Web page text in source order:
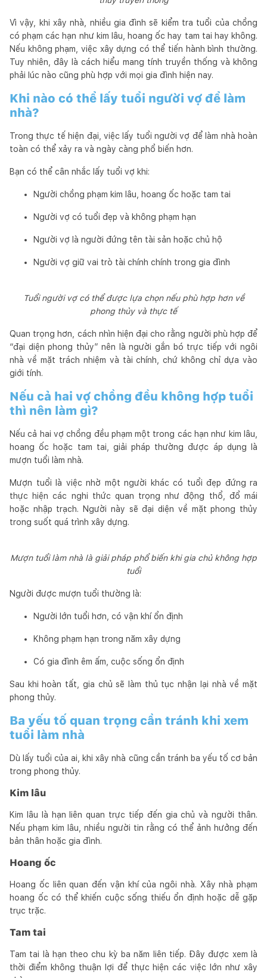
Vì vậy, khi xây nhà, nhiều gia đình sẽ kiểm tra tuổi của chồng
có phạm các hạn như kim lâu, hoang ốc hay tam tai hay không.
Nếu không phạm, việc xây dựng có thể tiến hành bình thường.
Tuy nhiên, đây là cách hiểu mang tính truyền thống và không
phải lúc nào cũng phù hợp với mọi gia đình hiện nay.
Khi nào có thể lấy tuổi người vợ để làm
nhà?
Trong thực tế hiện đại, việc lấy tuổi người vợ để làm nhà hoàn
toàn có thể xảy ra và ngày càng phổ biến hơn.
Bạn có thể cân nhắc lấy tuổi vợ khi:
Người chồng phạm kim lâu, hoang ốc hoặc tam tai
Người vợ có tuổi đẹp và không phạm hạn
Người vợ là người đứng tên tài sản hoặc chủ hộ
Người vợ giữ vai trò tài chính chính trong gia đình
Tuổi người vợ có thể được lựa chọn nếu phù hợp hơn về
phong thủy và thực tế
Quan trọng hơn, cách nhìn hiện đại cho rằng người phù hợp để
“đại diện phong thủy” nên là người gắn bó trực tiếp với ngôi
nhà về mặt trách nhiệm và tài chính, chứ không chỉ dựa vào
giới tính.
Nếu cả hai vợ chồng đều không hợp tuổi
thì nên làm gì?
Nếu cả hai vợ chồng đều phạm một trong các hạn như kim lâu,
hoang ốc hoặc tam tai, giải pháp thường được áp dụng là
mượn tuổi làm nhà.
Mượn tuổi là việc nhờ một người khác có tuổi đẹp đứng ra
thực hiện các nghi thức quan trọng như động thổ, đổ mái
hoặc nhập trạch. Người này sẽ đại diện về mặt phong thủy
trong suốt quá trình xây dựng.
Mượn tuổi làm nhà là giải pháp phổ biến khi gia chủ không hợp
tuổi
Người được mượn tuổi thường là:
Người lớn tuổi hơn, có vận khí ổn định
Không phạm hạn trong năm xây dựng
Có gia đình êm ấm, cuộc sống ổn định
Sau khi hoàn tất, gia chủ sẽ làm thủ tục nhận lại nhà về mặt
phong thủy.
Ba yếu tố quan trọng cần tránh khi xem
tuổi làm nhà
Dù lấy tuổi của ai, khi xây nhà cũng cần tránh ba yếu tố cơ bản
trong phong thủy.
Kim lâu
Kim lâu là hạn liên quan trực tiếp đến gia chủ và người thân.
Nếu phạm kim lâu, nhiều người tin rằng có thể ảnh hưởng đến
bản thân hoặc gia đình.
Hoang ốc
Hoang ốc liên quan đến vận khí của ngôi nhà. Xây nhà phạm
hoang ốc có thể khiến cuộc sống thiếu ổn định hoặc dễ gặp
trục trặc.
Tam tai
Tam tai là hạn theo chu kỳ ba năm liên tiếp. Đây được xem là
thời điểm không thuận lợi để thực hiện các việc lớn như xây